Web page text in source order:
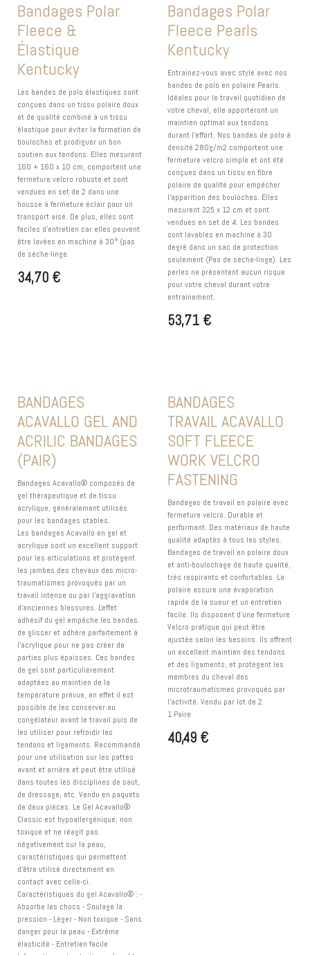
Bandages Polar
Fleece &
Élastique
Kentucky
Les bandes de polo élastiques sont
conçues dans un tissu polaire doux
et de qualité combiné à un tissu
élastique pour éviter la formation de
bouloches et prodiguer un bon
soutien aux tendons. Elles mesurent
160 + 160 x 10 cm, comportent une
fermeture velcro robuste et sont
vendues en set de 2 dans une
housse à fermeture éclair pour un
transport aisé. De plus, elles sont
faciles d’entretien car elles peuvent
être lavées en machine à 30° (pas
de sèche-linge.
34,70 €
Bandages Polar
Fleece Pearls
Kentucky
Entrainez-vous avec style avec nos
bandes de polo en polaire Pearls.
Idéales pour le travail quotidien de
votre cheval, elle apporteront un
maintien optimal aux tendons
durant l'effort. Nos bandes de polo à
densité 280g/m2 comportent une
fermeture velcro simple et ont été
conçues dans un tissu en fibre
polaire de qualité pour empêcher
l’apparition des bouloches. Elles
mesurent 325 x 12 cm et sont
vendues en set de 4. Les bandes
sont lavables en machine à 30
degré dans un sac de protection
seulement (Pas de sèche-linge). Les
perles ne présentent aucun risque
pour votre cheval durant votre
entrainement.
53,71€
BANDAGES
ACAVALLO GEL AND
ACRILIC BANDAGES
(PAIR)
Bandages Acavallo® composés de
gel thérapeutique et de tissu
acrylique, généralement utilisés
pour les bandages stables.
Les bandages Acavallo en gel et
acrylique sont un excellent support
pour les articulations et protègent
les jambes des chevaux des micro-
traumatismes provoqués par un
travail intense ou par l'aggravation
d'anciennes blessures. L'effet
adhésif du gel empêche les bandes
de glisser et adhère parfaitement à
l'acrylique pour ne pas créer de
parties plus épaisses. Ces bandes
de gel sont particulièrement
adaptées au maintien de la
température prévue, en effet il est
possible de les conserver au
congélateur avant le travail puis de
les utiliser pour refroidir les
tendons et ligaments. Recommandé
pour une utilisation sur les pattes
avant et arrière et peut être utilisé
dans toutes les disciplines de saut,
de dressage, etc. Vendu en paquets
de deux pièces. Le Gel Acavallo®
Classic est hypoallergénique, non
toxique et ne réagit pas
négativement sur la peau,
caractéristiques qui permettent
d'être utilisé directement en
contact avec celle-ci.
Caractéristiques du gel Acavallo® : -
Absorbe les chocs - Soulage la
pression - Léger - Non toxique - Sans
danger pour la peau - Extrême
élasticité - Entretien facile
BANDAGES
TRAVAIL ACAVALLO
SOFT FLEECE
WORK VELCRO
FASTENING
Bandages de travail en polaire avec
fermeture velcro. Durable et
performant. Des matériaux de haute
qualité adaptés à tous les styles.
Bandages de travail en polaire doux
et anti-boulochage de haute qualité,
très respirants et confortables. La
polaire assure une évaporation
rapide de la sueur et un entretien
facile. Ils disposent d'une fermeture
Velcro pratique qui peut être
ajustée selon les besoins. Ils offrent
un excellent maintien des tendons
et des ligaments, et protègent les
membres du cheval des
microtraumatismes provoqués par
l'activité. Vendu par lot de 2.
1 Paire
40,49€